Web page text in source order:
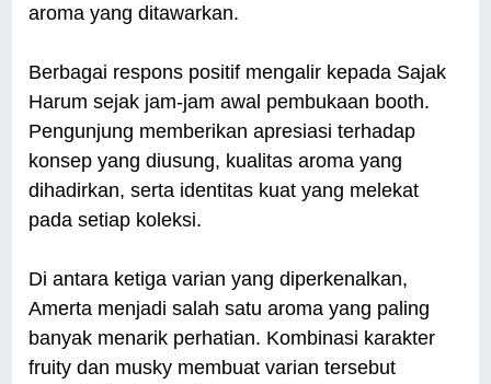
aroma yang ditawarkan.
Berbagai respons positif mengalir kepada Sajak
Harum sejak jam-jam awal pembukaan booth.
Pengunjung memberikan apresiasi terhadap
konsep yang diusung, kualitas aroma yang
dihadirkan, serta identitas kuat yang melekat
pada setiap koleksi.
Di antara ketiga varian yang diperkenalkan,
Amerta menjadi salah satu aroma yang paling
banyak menarik perhatian. Kombinasi karakter
fruity dan musky membuat varian tersebut